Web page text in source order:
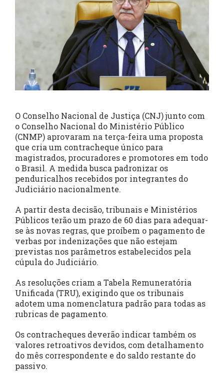
O Conselho Nacional de Justiça (CNJ) junto com
o Conselho Nacional do Ministério Público
(CNMP) aprovaram na terça-feira uma proposta
que cria um contracheque único para
magistrados, procuradores e promotores em todo
o Brasil. A medida busca padronizar os
penduricalhos recebidos por integrantes do
Judiciário nacionalmente.
A partir desta decisão, tribunais e Ministérios
Públicos terão um prazo de 60 dias para adequar-
se às novas regras, que proíbem o pagamento de
verbas por indenizações que não estejam
previstas nos parâmetros estabelecidos pela
cúpula do Judiciário.
As resoluções criam a Tabela Remuneratória
Unificada (TRU), exigindo que os tribunais
adotem uma nomenclatura padrão para todas as
rubricas de pagamento.
Os contracheques deverão indicar também os
valores retroativos devidos, com detalhamento
do mês correspondente e do saldo restante do
passivo.